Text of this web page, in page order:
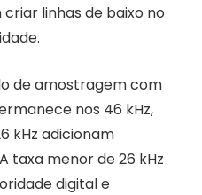
linhas de baixo no
de amostragem com
nos 46 kHz,
kHz adicionam
taxa menor de 26 kHz
digital e